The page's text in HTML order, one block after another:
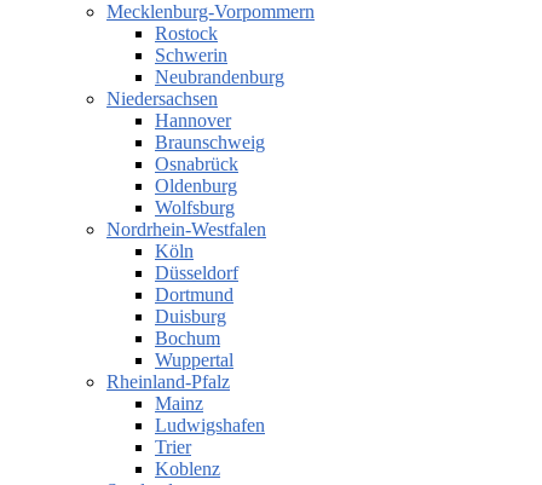
Mecklenburg-Vorpommern
Rostock
Schwerin
Neubrandenburg
Niedersachsen
Hannover
Braunschweig
Osnabrück
Oldenburg
Wolfsburg
Nordrhein-Westfalen
Köln
Düsseldorf
Dortmund
Duisburg
Bochum
Wuppertal
Rheinland-Pfalz
Mainz
Ludwigshafen
Trier
Koblenz